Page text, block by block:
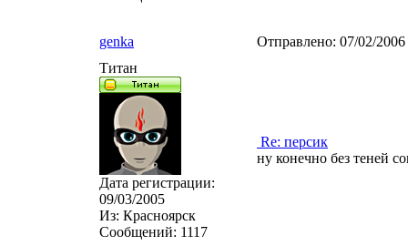
genka Отправлено: 07/02/
Титан
Дата регистрации:
09/03/2005
Из: Красноярск
Сообщений: 1117
Re: персик
ну конечно без теней